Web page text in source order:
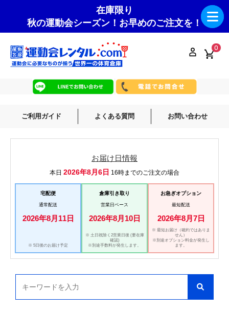
在庫限り
秋の運動会シーズン！お早めのご注文を！
0
ご利用ガイド よくある質問 お問い合わせ
お届け日情報
本日 2026年8月6日 16時までのご注文の場合
宅配便
通常配送
2026年8月11日
※ 5日後のお届け予定
倉庫引き取り
営業日ベース
2026年8月10日
※ 土日祝除く2営業日後 (要在庫
確認)
※別途手数料が発生します。
お急ぎオプション
最短配送
2026年8月7日
※ 最短お届け（確約ではありま
せん）
※別途オプション料金が発生し
ます。